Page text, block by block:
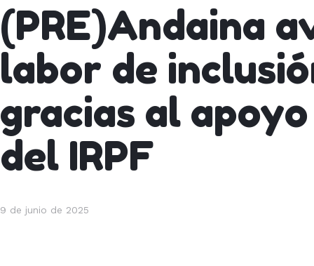
(PRE)Andaina
labor de
gracias al
del IRPF
9 de junio de 2025